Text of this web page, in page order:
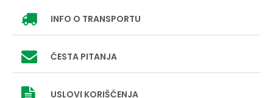
INFO O TRANSPORTU
ČESTA PITANJA
USLOVI KORIŠĆENJA